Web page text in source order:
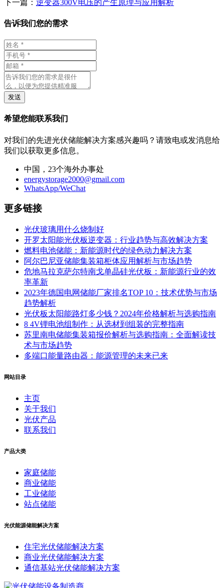
下一篇： 逆变器300V电压的产生原理与应用解析
告诉我们您的需求
发送
希望您能联系我们
对我们的先进光伏储能解决方案感兴趣吗？请致电或发消息给
我们以获取更多信息。
中国，23个海外办事处
energystorage2000@gmail.com
WhatsApp/WeChat
更多链接
光伏玻璃用什么烧制好
开罗太阳能光伏板逆变器：行业趋势与高效解决方案
燃料电池储能：新能源时代的绿色动力解决方案
阿尔巴尼亚储能集装箱柜体应用解析与市场趋势
危地马拉克萨尔特南戈单晶硅光伏板：新能源行业的效
率革新
2023年德国电网储能厂家排名TOP 10：技术优势与市场
趋势解析
光伏板太阳能路灯多少钱？2024年价格解析与选购指南
8 4V锂电池组制作：从选材到组装的完整指南
苏里南电储能集装箱报价解析与选购指南：全面解读技
术与市场趋势
多端口能量路由器：能源管理的未来已来
网站目录
主页
关于我们
光伏产品
联系我们
产品大类
家庭储能
商业储能
工业储能
站点储能
光伏能源储能解决方案
住宅光伏储能解决方案
商业光伏储能解决方案
通信基站光伏储能解决方案